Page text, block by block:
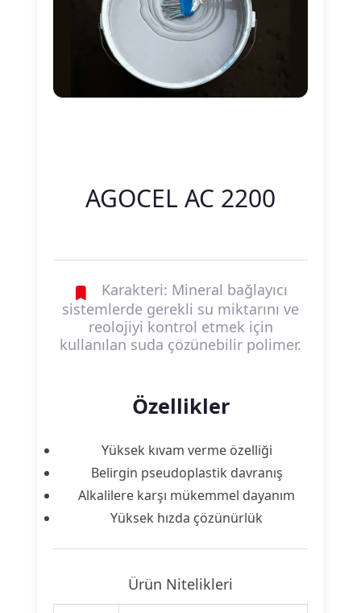
AGOCEL AC 2200
Karakteri: Mineral bağlayıcı
sistemlerde gerekli su miktarını ve
reolojiyi kontrol etmek için
kullanılan suda çözünebilir polimer.
Özellikler
Yüksek kıvam verme özelliği
Belirgin pseudoplastik davranış
Alkalilere karşı mükemmel dayanım
Yüksek hızda çözünürlük
Ürün Nitelikleri